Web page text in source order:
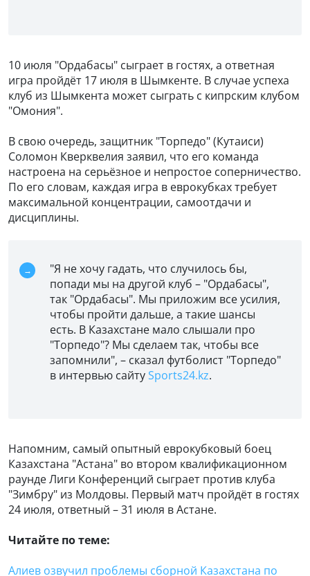
10 июля "Ордабасы" сыграет в гостях, а ответная
игра пройдёт 17 июля в Шымкенте. В случае успеха
клуб из Шымкента может сыграть с кипрским клубом
"Омония".
В свою очередь, защитник "Торпедо" (Кутаиси)
Соломон Кверквелия заявил, что его команда
настроена на серьёзное и непростое соперничество.
По его словам, каждая игра в еврокубках требует
максимальной концентрации, самоотдачи и
дисциплины.
"Я не хочу гадать, что случилось бы,
попади мы на другой клуб – "Ордабасы",
так "Ордабасы". Мы приложим все усилия,
чтобы пройти дальше, а такие шансы
есть. В Казахстане мало слышали про
"Торпедо"? Мы сделаем так, чтобы все
запомнили", – сказал футболист "Торпедо"
в интервью сайтуSports24.kz.
Напомним, самый опытный еврокубковый боец
Казахстана "Астана" во втором квалификационном
раунде Лиги Конференций сыграет против клуба
"Зимбру" из Молдовы. Первый матч пройдёт в гостях
24 июля, ответный – 31 июля в Астане.
Читайте по теме:
Алиев озвучил проблемы сборной Казахстана по